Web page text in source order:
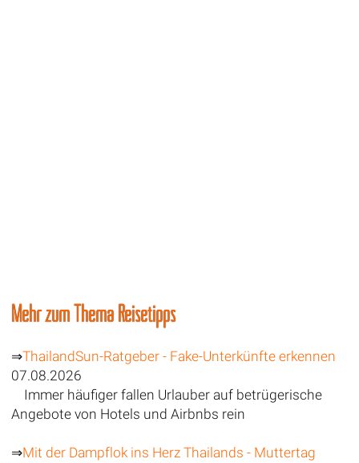
Mehr zum Thema Reisetipps
⇒ThailandSun-Ratgeber - Fake-Unterkünfte erkennen
07.08.2026
Immer häufiger fallen Urlauber auf betrügerische
Angebote von Hotels und Airbnbs rein
⇒Mit der Dampflok ins Herz Thailands - Muttertag